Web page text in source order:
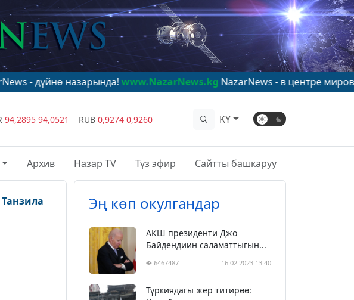
www.NazarNews.kgNazarNews - в центре мирового
94,2895 94,0521 RUB 0,9274 0,9260 KY
Архив Назар TV Түз эфир Сайтты башкаруу
Эң көп окулгандар
АКШ президенти Джо
Байдендиин саламаттыгын...
6467487 16.02.2023 13:40
Түркиядагы жер титирөө: